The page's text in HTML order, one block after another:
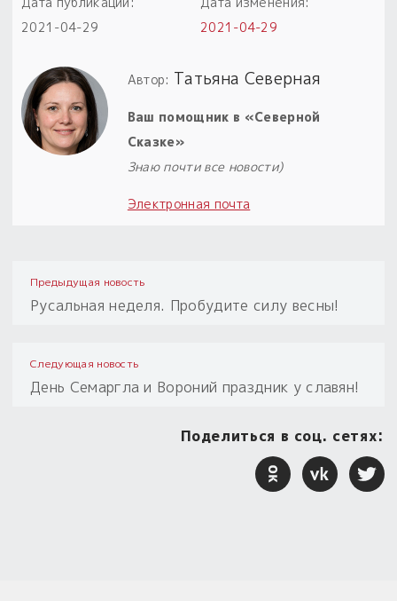
Пыльный сундучок
Товары со скидкой
Новинки
Товары недели
Безоплатная доставка
к заказу от 3 тыс. руб.
2021-04-29
2021-04-29
Автор: Татьяна Северная
Ваш помощник в «Северной
Сказке»
Знаю почти все новости)
Электронная почта
Предыдущая новость
Русальная неделя. Пробудите силу весны!
Следующая новость
День Семаргла и Вороний праздник у славян!
Поделиться в соц. сетях: